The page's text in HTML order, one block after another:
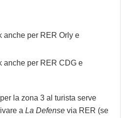
anche per RER Orly e
anche per RER CDG e
la zona 3 al turista serve
aLa Defense via RER (se